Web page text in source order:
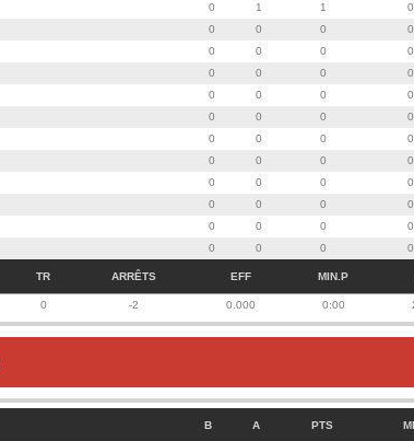
0 1 1
0 0 0
0 0 0
0 0 0
0 0 0
0 0 0
0 0 0
0 0 0
0 0 0
0 0 0
0 0 0
0 0 0
TR ARRÊTS EFF MIN.P
0 -2 0.000 0:00
B A PTS